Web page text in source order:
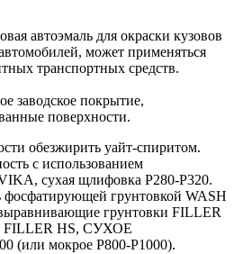
автоэмаль для окраски кузовов
может применяться
транспортных средств.
заводское покрытие,
поверхности.
обезжирить уайт-спиритом.
с использованием
сухая щлифовка P280-P320.
фосфатирующей грунтовкой WASH
грунтовки FILLER
FILLER HS, СУХОЕ
мокрое Р800-Р1000).